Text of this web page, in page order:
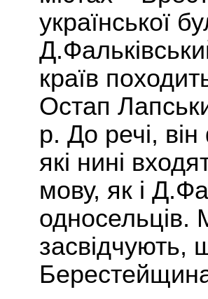
української
країв
Остап
р. До речі,
які нині
мову, як і
односельців.
засвідчують,